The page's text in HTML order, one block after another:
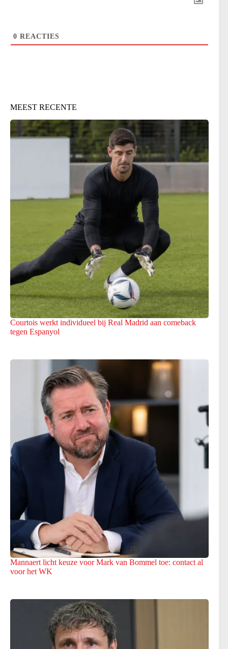
0 REACTIES
MEEST RECENTE
Courtois werkt individueel bij Real Madrid aan comeback
tegen Espanyol
Mannaert licht keuze voor Mark van Bommel toe: contact al
voor het WK